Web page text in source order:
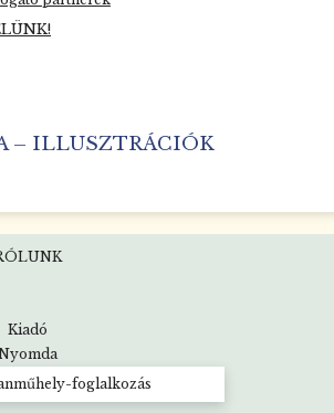
– ILLUSZTRÁCIÓK
Kiadó
foglalkozás